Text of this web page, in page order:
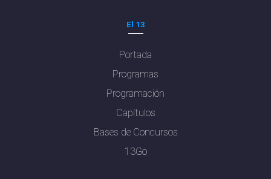
El 13
Portada
Programas
Programación
Capítulos
Bases de Concursos
13Go